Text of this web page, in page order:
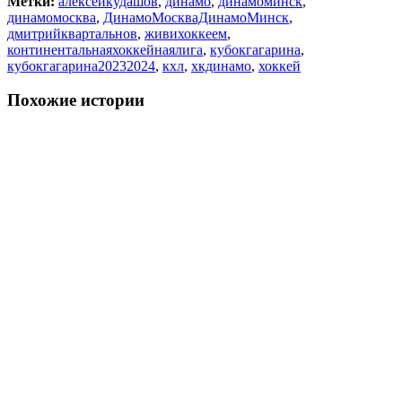
динамомосква, ДинамоМоскваДинамоМинск,
дмитрийквартальнов, живихоккеем,
континентальнаяхоккейнаялига, кубокгагарина,
кубокгагарина20232024, кхл, хкдинамо, хоккей
Похожие истории